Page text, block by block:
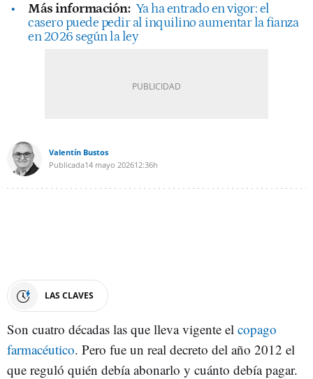
Más información: Ya ha entrado en vigor: el
casero puede pedir al inquilino aumentar la fianza
en 2026 según la ley
Valentín Bustos
Publicada14 mayo 202612:36h
LAS CLAVES
Son cuatro décadas las que lleva vigente el copago
farmacéutico. Pero fue un real decreto del año 2012 el
que reguló quién debía abonarlo y cuánto debía pagar.